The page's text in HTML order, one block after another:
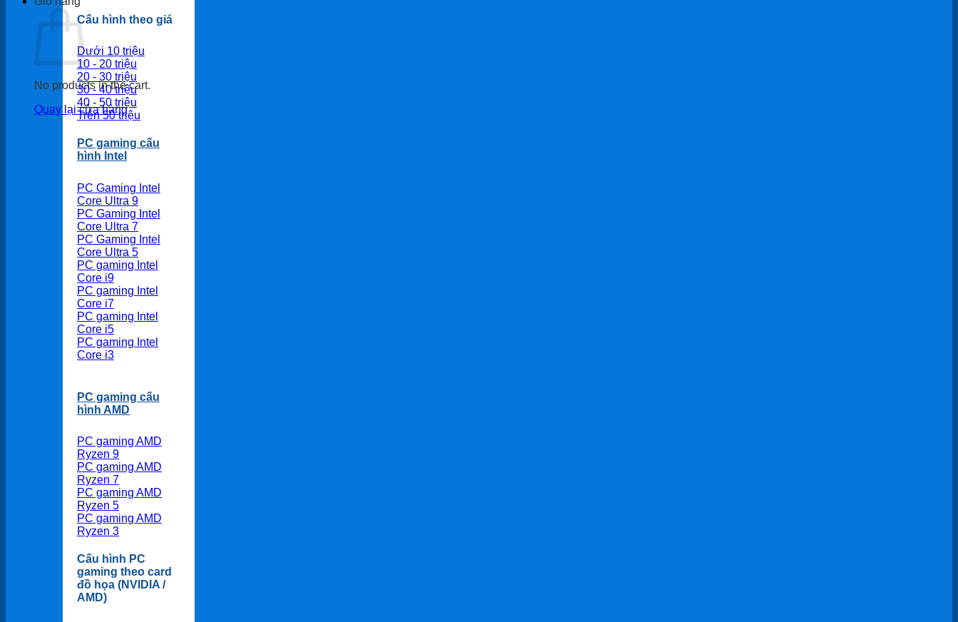
No products in the cart.
Quay lại cửa hàng
Cấu hình theo giá
Dưới 10 triệu
10 - 20 triệu
20 - 30 triệu
30 - 40 triệu
40 - 50 triệu
Trên 50 triệu
PC gaming cấu
hình Intel
PC Gaming Intel
Core Ultra 9
PC Gaming Intel
Core Ultra 7
PC Gaming Intel
Core Ultra 5
PC gaming Intel
Core i9
PC gaming Intel
Core i7
PC gaming Intel
Core i5
PC gaming Intel
Core i3
PC gaming cấu
hình AMD
PC gaming AMD
Ryzen 9
PC gaming AMD
Ryzen 7
PC gaming AMD
Ryzen 5
PC gaming AMD
Ryzen 3
Cấu hình PC
gaming theo card
đồ họa (NVIDIA /
AMD)